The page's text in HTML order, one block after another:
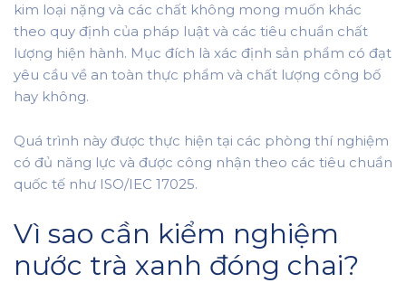
kim loại nặng và các chất không mong muốn khác
theo quy định của pháp luật và các tiêu chuẩn chất
lượng hiện hành. Mục đích là xác định sản phẩm có đạt
yêu cầu về an toàn thực phẩm và chất lượng công bố
hay không.
Quá trình này được thực hiện tại các phòng thí nghiệm
có đủ năng lực và được công nhận theo các tiêu chuẩn
quốc tế như ISO/IEC 17025.
Vì sao cần kiểm nghiệm
nước trà xanh đóng chai?